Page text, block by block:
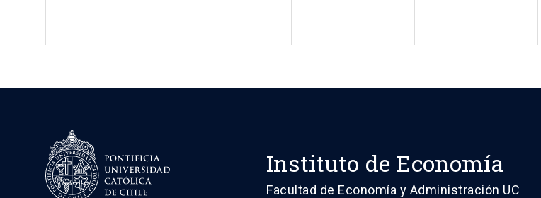
Instituto de Economía
Facultad de Economía y Administración UC